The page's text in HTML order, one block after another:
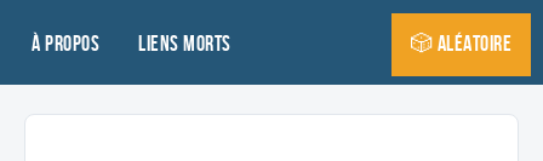
À propos Liens morts 🎲 Aléatoire